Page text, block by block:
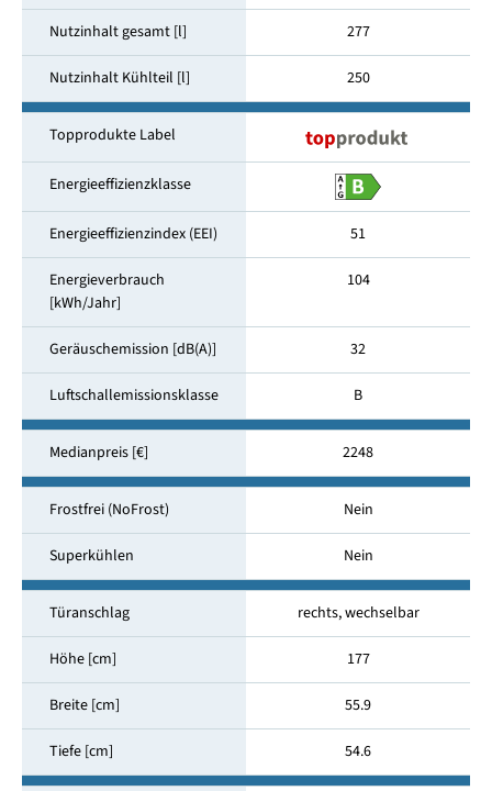
Nutzinhalt gesamt [l] 277
Nutzinhalt Kühlteil [l] 250
Topprodukte Label
Energieeffizienzklasse
Energieeffizienzindex (EEI) 51
Energieverbrauch
[kWh/Jahr]
104
Geräuschemission [dB(A)] 32
Luftschallemissionsklasse B
Medianpreis [€] 2248
Frostfrei (NoFrost) Nein
Superkühlen Nein
Türanschlag rechts, wechselbar
Höhe [cm] 177
Breite [cm] 55.9
Tiefe [cm] 54.6